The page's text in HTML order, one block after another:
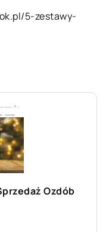
5-zestawy-
Ozdób